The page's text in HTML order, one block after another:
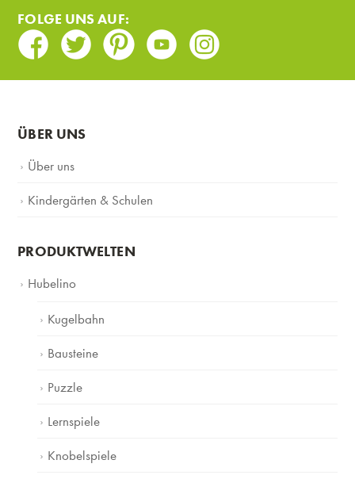
FOLGE UNS AUF:
Facebook
TwitterPinterestYoutubeInstagram
ÜBER UNS
Über uns
Kindergärten & Schulen
PRODUKTWELTEN
Hubelino
Kugelbahn
Bausteine
Puzzle
Lernspiele
Knobelspiele